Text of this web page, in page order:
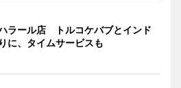
ラール店 トルコケバブとインド
に、タイムサービスも